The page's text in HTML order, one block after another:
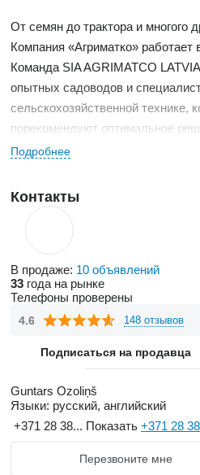
От семян до трактора и многого
Компания «Агриматко» работает
Команда SIA AGRIMATCO
опытных садоводов и
сельскохозяйственной технике,
порекомендуют оптимальное
конкретной ситуации,
Наиболее важными и
Латвия» являются семена,
сельскохозяйственная техника.
Компания также
сельскохозяйственной и
также предоставляет услуги по
продает запасные части.
выбор техники: тракторы (Solis,
погрузчики (Castloaders), сеялки
опрыскиватели (Caffini),
(Checchi&Magli, Simon) и
Подробнее
Контакты
В продаже: 10 объявлений
33 года на рынке
Телефоны проверены
4.6 148 отзывов
Подписаться на продавца
Guntars Ozoliņš
Языки: русский, английский
+371 28 38... Показать +371 28
Перезвоните мне